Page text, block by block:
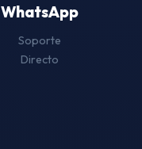
WhatsApp
Soporte
Directo